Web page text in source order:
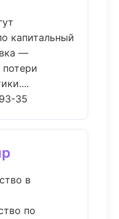
капитальный
—
35
в
по